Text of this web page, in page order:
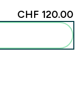
CHF 120.00‎